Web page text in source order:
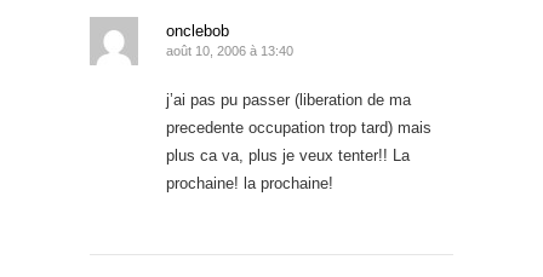
onclebob
août 10, 2006 à 13:40
j’ai pas pu passer (liberation de ma
precedente occupation trop tard) mais
plus ca va, plus je veux tenter!! La
prochaine! la prochaine!